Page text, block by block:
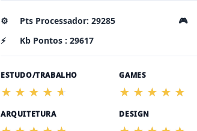
⚙️ Pts Processador: 29285 🎮
⚡
Kb Pontos : 29617
ESTUDO/TRABALHO GAMES
ARQUITETURA DESIGN